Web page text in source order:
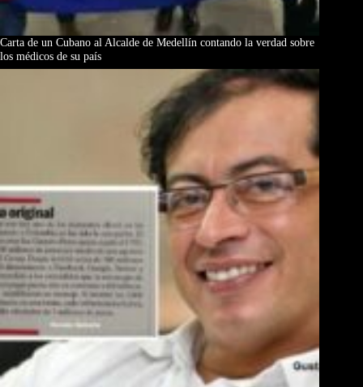
Carta de un Cubano al Alcalde de Medellín contando la verdad sobre
los médicos de su país